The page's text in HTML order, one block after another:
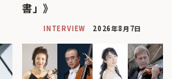
書」》
INTERVIEW 2026年8月7日